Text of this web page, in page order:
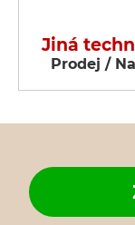
Jiná
Prodej /